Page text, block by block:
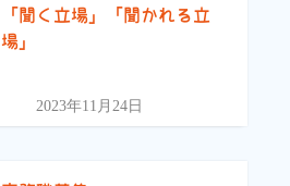
「聞く立場」「聞かれる立
場」
2023年11月24日